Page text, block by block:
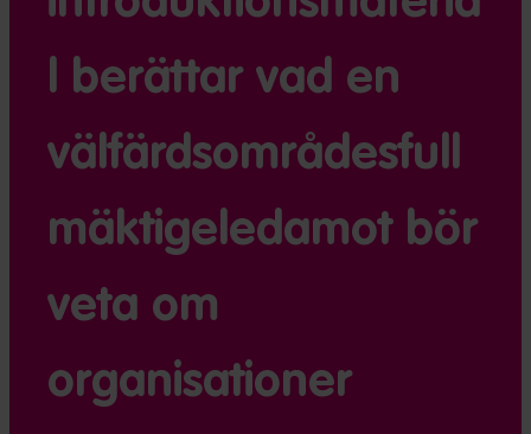
l berättar vad en
välfärdsområdesfull
mäktigeledamot bör
veta om
organisationer